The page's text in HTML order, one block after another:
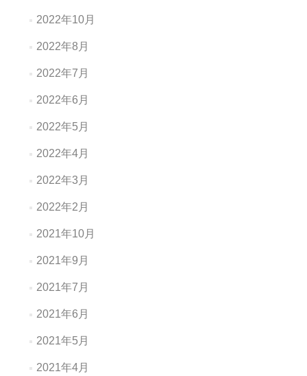
2022年10月
2022年8月
2022年7月
2022年6月
2022年5月
2022年4月
2022年3月
2022年2月
2021年10月
2021年9月
2021年7月
2021年6月
2021年5月
2021年4月